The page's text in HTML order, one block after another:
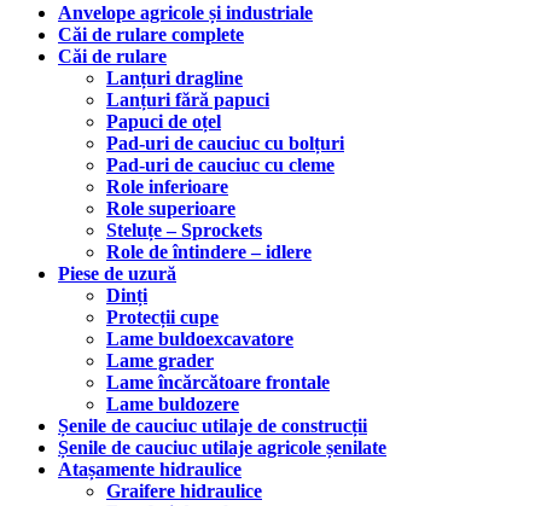
Anvelope agricole și industriale
Căi de rulare complete
Căi de rulare
Lanțuri dragline
Lanțuri fără papuci
Papuci de oțel
Pad-uri de cauciuc cu bolțuri
Pad-uri de cauciuc cu cleme
Role inferioare
Role superioare
Steluțe – Sprockets
Role de întindere – idlere
Piese de uzură
Dinți
Protecții cupe
Lame buldoexcavatore
Lame grader
Lame încărcătoare frontale
Lame buldozere
Șenile de cauciuc utilaje de construcții
Șenile de cauciuc utilaje agricole șenilate
Atașamente hidraulice
Graifere hidraulice